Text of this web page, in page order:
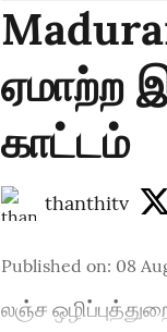
ஏமாற்ற
காட்டம்
thanthitv
Published on: 08
லஞ்ச